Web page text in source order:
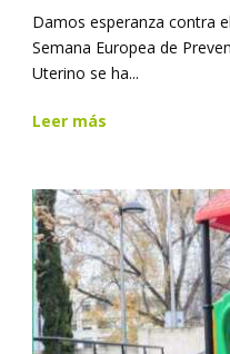
Damos esperanza contra
Semana Europea de
Uterino se ha...
Leer más